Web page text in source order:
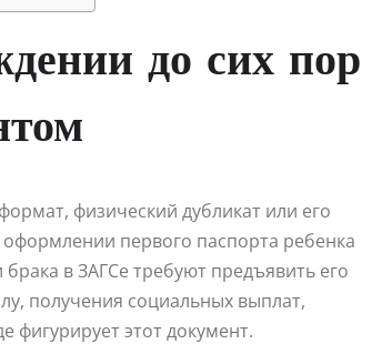
до сих пор
физический дубликат или его
первого паспорта ребенка
в ЗАГСе требуют предъявить его
получения социальных выплат,
фигурирует этот документ.